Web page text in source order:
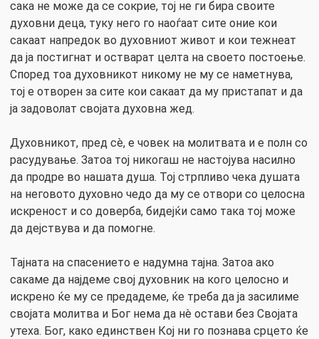
сака не може да се сокрие, тој не ги бира своите
духовни деца, туку него го наоѓаат сите оние кои
сакаат напредок во духовниот живот и кои тежнеат
да ја постигнат и остварат целта на своето постоење.
Според тоа духовникот никому не му се наметнува,
тој е отворен за сите кои сакаат да му пристапат и да
ја задоволат својата духовна жед.
Духовникот, пред сè, е човек на молитвата и е полн со
расудување. Затоа тој никогаш не настојува насилно
да продре во нашата душа. Тој стрпливо чека душата
на неговото духовно чедо да му се отвори со целосна
искреност и со доверба, бидејќи само така тој може
да дејствува и да помогне.
Тајната на спасението е надумна тајна. Затоа ако
сакаме да најдеме свој духовник на кого целосно и
искрено ќе му се предадеме, ќе треба да ја засилиме
својата молитва и Бог нема да нè остави без Својата
утеха. Бог, како единствен Кој ни го познава срцето ќе